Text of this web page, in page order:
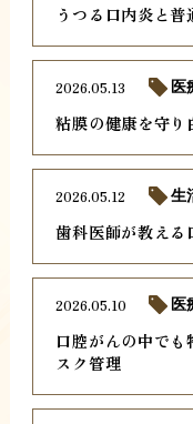
うつる口内炎と
粘膜の健康を守
2026.05.13 医
歯科医師が教える
2026.05.12 生
口腔がんの中でも
スク管理
2026.05.10 医